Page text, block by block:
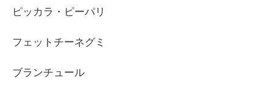
ピッカラ・ピーパリ
フェットチーネグミ
ブランチュール